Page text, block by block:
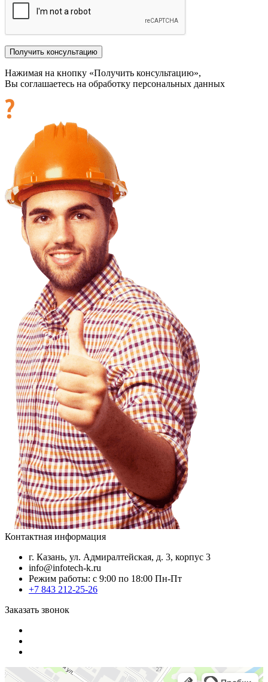
Нажимая на кнопку «Получить консультацию»,
Вы соглашаетесь на обработку персональных данных
Контактная информация
г. Казань, ул. Адмиралтейская, д. 3, корпус 3
info@infotech-k.ru
Режим работы: с 9:00 по 18:00 Пн-Пт
+7 843 212-25-26
Заказать звонок